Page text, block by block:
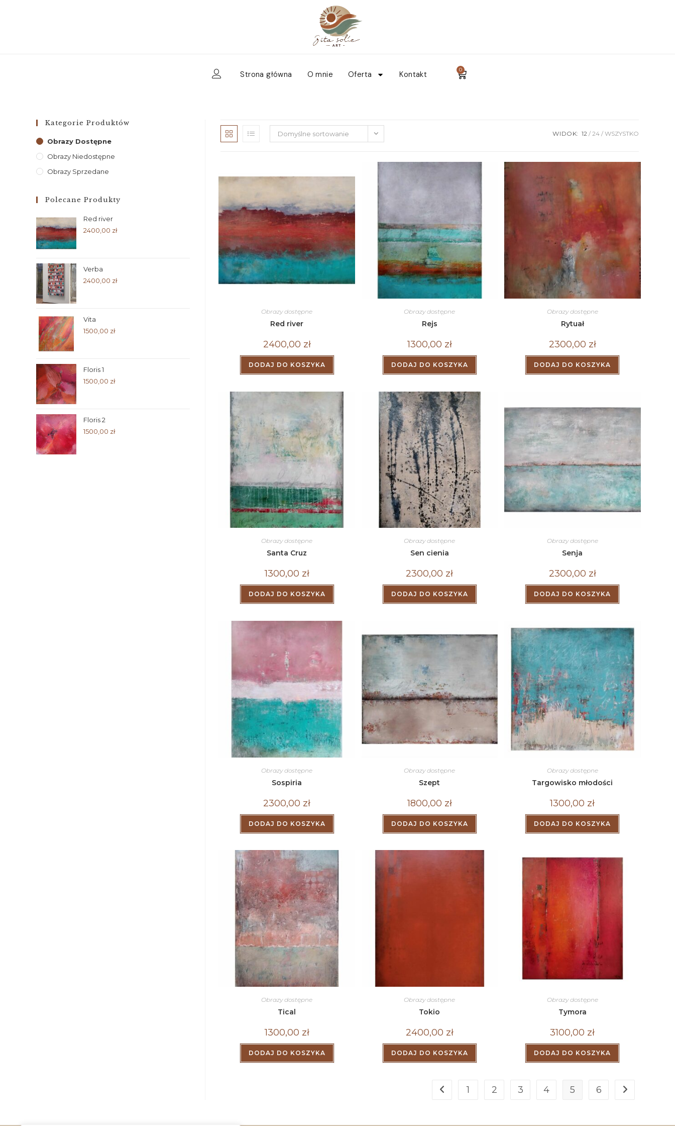
Strona główna O mnie Oferta Kontakt 0
Domyślne sortowanie WIDOK: 12 24 WSZYSTKO
Obrazy dostępne
Red river
2400,00 zł
DODAJ DO KOSZYKA
Obrazy dostępne
Rejs
1300,00 zł
DODAJ DO KOSZYKA
Obrazy dostępne
Rytuał
2300,00 zł
DODAJ DO KOSZYKA
Obrazy dostępne
Santa Cruz
1300,00 zł
DODAJ DO KOSZYKA
Obrazy dostępne
Sen cienia
2300,00 zł
DODAJ DO KOSZYKA
Obrazy dostępne
Senja
2300,00 zł
DODAJ DO KOSZYKA
Obrazy dostępne
Sospiria
2300,00 zł
DODAJ DO KOSZYKA
Obrazy dostępne
Szept
1800,00 zł
DODAJ DO KOSZYKA
Obrazy dostępne
Targowisko młodości
1300,00 zł
DODAJ DO KOSZYKA
Obrazy dostępne
Tical
1300,00 zł
DODAJ DO KOSZYKA
Obrazy dostępne
Tokio
2400,00 zł
DODAJ DO KOSZYKA
Obrazy dostępne
Tymora
3100,00 zł
DODAJ DO KOSZYKA
1 2 3 4 5 6
Kategorie Produktów
Obrazy Dostępne
Obrazy Niedostępne
Obrazy Sprzedane
Polecane Produkty
Red river
2400,00 zł
Verba
2400,00 zł
Vita
1500,00 zł
Floris 1
1500,00 zł
Floris 2
1500,00 zł